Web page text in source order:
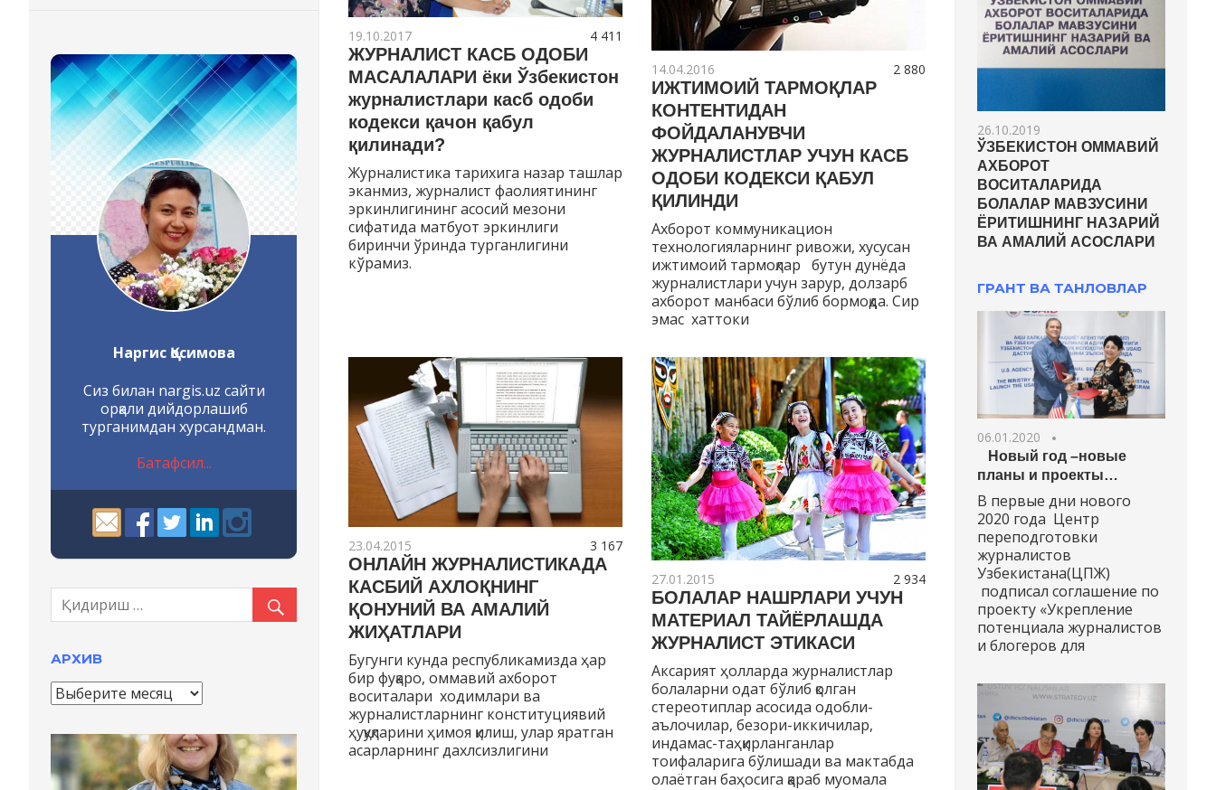
4 411
19.10.2017
ЖУРНАЛИСТ КАСБ ОДОБИ
МАСАЛАЛАРИ ёки Ўзбекистон
журналистлари касб одоби
кодекси қачон қабул
қилинади?
Журналистика тарихига назар ташлар
эканмиз, журналист фаолиятининг
эркинлигининг асосий мезони
сифатида матбуот эркинлиги
биринчи ўринда турганлигини
кўрамиз.
2 880
14.04.2016
ИЖТИМОИЙ ТАРМОҚЛАР
КОНТЕНТИДАН
ФОЙДАЛАНУВЧИ
ЖУРНАЛИСТЛАР УЧУН КАСБ
ОДОБИ КОДЕКСИ ҚАБУЛ
ҚИЛИНДИ
Ахборот коммуникацион
технологияларнинг ривожи, хусусан
ижтимоий тармоқлар бутун дунёда
журналистлари учун зарур, долзарб
ахборот манбаси бўлиб бормоқда. Сир
эмас хаттоки
3 167
23.04.2015
ОНЛАЙН ЖУРНАЛИСТИКАДА
КАСБИЙ АХЛОҚНИНГ
ҚОНУНИЙ ВА АМАЛИЙ
ЖИҲАТЛАРИ
Бугунги кунда республикамизда ҳар
бир фуқаро, оммавий ахборот
воситалари ходимлари ва
журналистларнинг конституциявий
ҳуқуқларини ҳимоя қилиш, улар яратган
асарларнинг дахлсизлигини
2 934
27.01.2015
БОЛАЛАР НАШРЛАРИ УЧУН
МАТЕРИАЛ ТАЙЁРЛАШДА
ЖУРНАЛИСТ ЭТИКАСИ
Аксарият ҳолларда журналистлар
болаларни одат бўлиб қолган
стереотиплар асосида одобли-
аълочилар, безори-иккичилар,
индамас-таҳқирланганлар
тоифаларига бўлишади ва мактабда
олаётган баҳосига қараб муомала
Наргис Қосимова
Сиз билан nargis.uz сайти
орқали дийдорлашиб
турганимдан хурсандман.
Батафсил...
АРХИВ
А
р
и
в
26.10.2019
ЎЗБЕКИСТОН ОММАВИЙ
АХБОРОТ
ВОСИТАЛАРИДА
БОЛАЛАР МАВЗУСИНИ
ЁРИТИШНИНГ НАЗАРИЙ
ВА АМАЛИЙ АСОСЛАРИ
ГРАНТ ВА ТАНЛОВЛАР
06.01.2020
Новый год –новые
планы и проекты…
В первые дни нового
2020 года Центр
переподготовки
журналистов
Узбекистана(ЦПЖ)
подписал соглашение по
проекту «Укрепление
потенциала журналистов
и блогеров для